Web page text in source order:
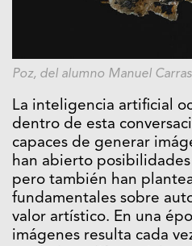
Poz, del alumno Manuel
La inteligencia artificial
dentro de esta
capaces de generar
han abierto
pero también han
fundamentales sobre
valor artístico. En una
imágenes resulta cada